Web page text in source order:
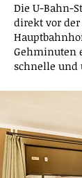
Die U-Bahn-
direkt vor
Gehminuten
schnelle und